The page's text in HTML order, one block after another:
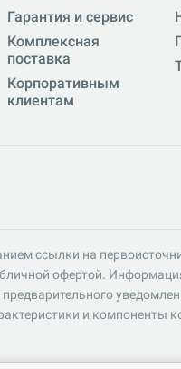
Гарантия и сервис
Комплексная
поставка
Корпоративным
клиентам
ссылки на
офертой.
и компоненты